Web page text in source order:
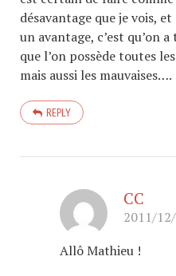
désavantage que je vois,
un avantage, c’est qu’on
que l’on possède toutes
mais aussi les mauvaises….
REPLY
CC
2011/
Allô Mathieu !